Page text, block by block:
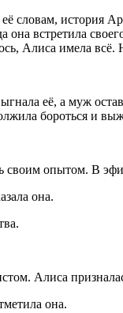
словам, история
встретила
Алиса имела
её, а муж
бороться и
опытом. В
она.
Алиса
она.